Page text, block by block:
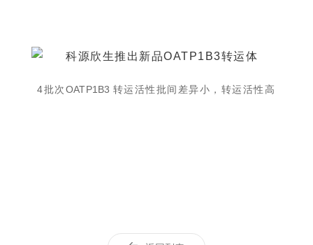
4批次OATP1B3 转运活性批间差异小，转运活性高